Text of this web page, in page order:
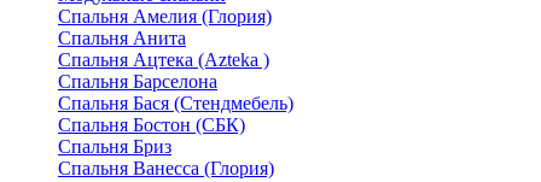
Спальня Амелия (Глория)
Спальня Анита
Спальня Ацтека (Azteka )
Спальня Барселона
Спальня Бася (Стендмебель)
Спальня Бостон (СБК)
Спальня Бриз
Спальня Ванесса (Глория)